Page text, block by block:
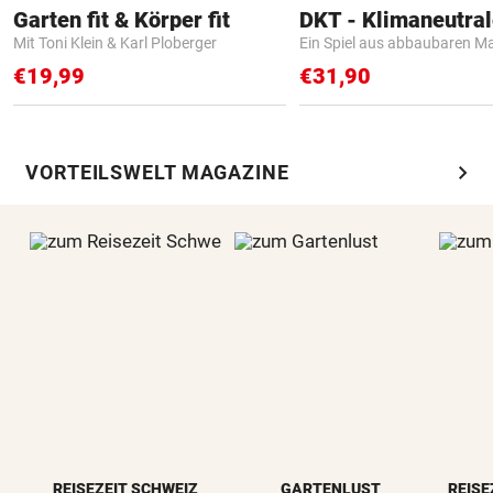
Garten fit & Körper fit
Mit Toni Klein & Karl Ploberger
€19,99
Ein Spiel aus abbaubaren
€31,90
VORTEILSWELT MAGAZINE chevron_right
REISEZEIT SCHWEIZ GARTENLUST